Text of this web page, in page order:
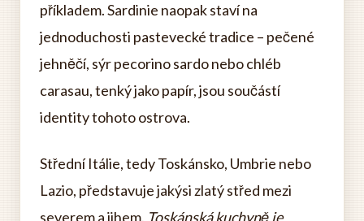
příkladem. Sardinie naopak staví na
jednoduchosti pastevecké tradice – pečené
jehněčí, sýr pecorino sardo nebo chléb
carasau, tenký jako papír, jsou součástí
identity tohoto ostrova.
Střední Itálie, tedy Toskánsko, Umbrie nebo
Lazio, představuje jakýsi zlatý střed mezi
severem a jihem. Toskánská kuchyně je